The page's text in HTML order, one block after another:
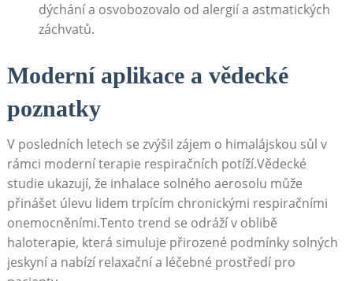
dýchání a osvobozovalo od alergií‍ a astmatických
záchvatů.
Moderní aplikace a vědecké
poznatky
V posledních letech se zvýšil‌ zájem o himalájskou sůl v
rámci moderní terapie respiračních potíží.Vědecké
studie ukazují, že inhalace solného aerosolu může
přinášet úlevu lidem‍ trpícím chronickými respiračními
‌onemocněními.Tento trend se odráží v⁢ oblibě
haloterapie, která simuluje přirozené podmínky solných
jeskyní⁣ a nabízí relaxační a léčebné prostředí pro